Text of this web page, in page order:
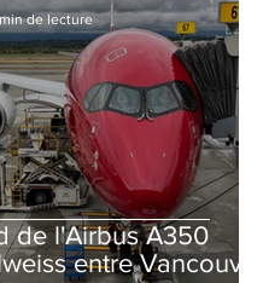
de l'Airbus A350
entre Vancouver
de lecture